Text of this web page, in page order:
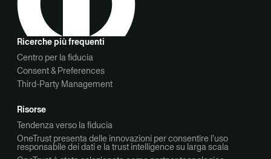
Ricerche più frequenti
Centro per la fiducia
Consent & Preferences
Third-Party Management
Risorse
Tendenza verso la fiducia
OneTrust presenta delle innovazioni per consentire l’uso
responsabile dei dati e la trust intelligence su larga scala